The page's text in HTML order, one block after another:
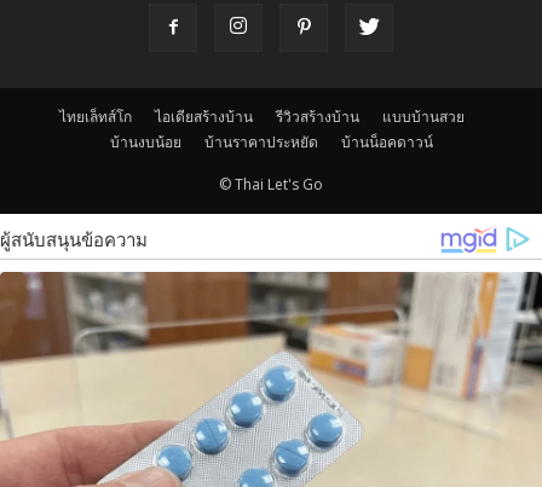
ไทยเล็ทส์โก ไอเดียสร้างบ้าน รีวิวสร้างบ้าน
แบบบ้านสวย
บ้านงบน้อย
บ้านราคาประหยัด บ้านน็อคดาวน์
© Thai Let's Go